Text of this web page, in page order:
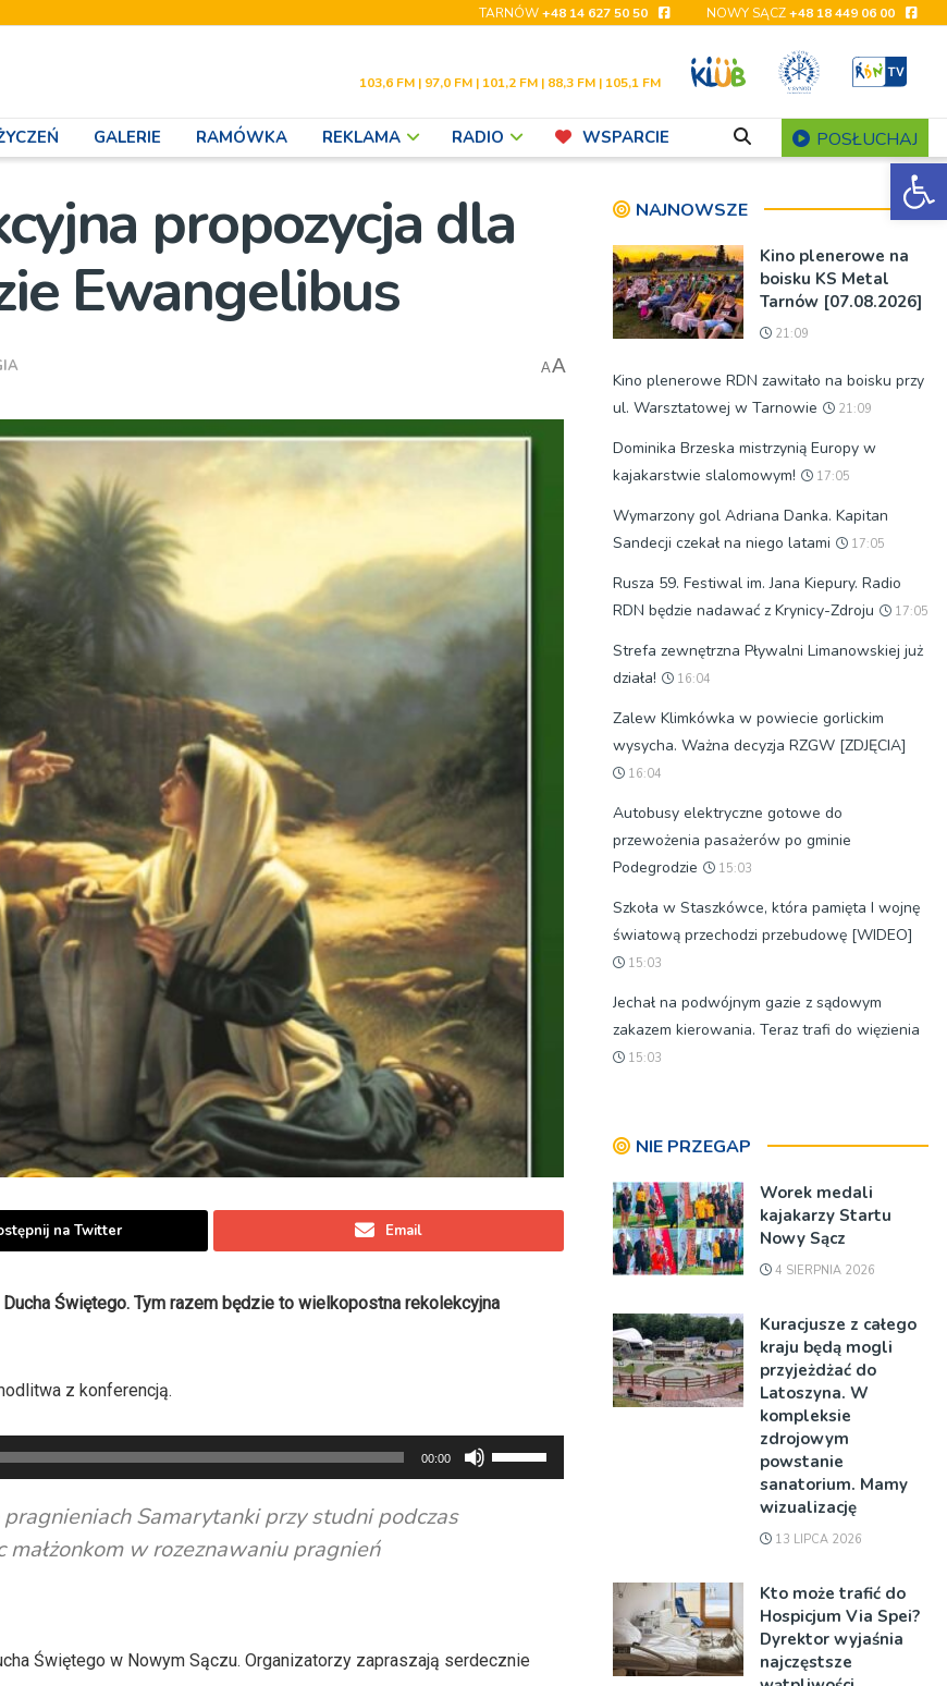
TARNÓW+48 14 627 50 50 NOWY SĄCZ+48 18 449 06 00
103,6 FM | 97,0 FM | 101,2 FM | 88,3 FM | 105,1 FM
GALERIE RAMÓWKA REKLAMA RADIO WSPARCIE POSŁUCHAJ
propozycja dla
Ewangelibus
AA
na Twitter Email
Świętego. Tym razem będzie to wielkopostna rekolekcyjna
z konferencją.
00:00
strzałek
Samarytanki przy studni podczas
małżonkom w rozeznawaniu pragnień
Świętego w Nowym Sączu. Organizatorzy zapraszają serdecznie
NAJNOWSZE
Kino plenerowe na
boisku KS Metal
Tarnów [07.08.2026]
21:09
Kino plenerowe RDN zawitało na boisku przy
ul. Warsztatowej w Tarnowie
21:09
Dominika Brzeska mistrzynią Europy w
kajakarstwie slalomowym!
17:05
Wymarzony gol Adriana Danka. Kapitan
Sandecji czekał na niego latami
17:05
Rusza 59. Festiwal im. Jana Kiepury. Radio
RDN będzie nadawać z Krynicy-Zdroju
17:05
Strefa zewnętrzna Pływalni Limanowskiej już
działa!
16:04
Zalew Klimkówka w powiecie gorlickim
wysycha. Ważna decyzja RZGW [ZDJĘCIA]
16:04
Autobusy elektryczne gotowe do
przewożenia pasażerów po gminie
Podegrodzie
15:03
Szkoła w Staszkówce, która pamięta I wojnę
światową przechodzi przebudowę [WIDEO]
15:03
Jechał na podwójnym gazie z sądowym
zakazem kierowania. Teraz trafi do więzienia
15:03
NIE PRZEGAP
Worek medali
kajakarzy Startu
Nowy Sącz
4 SIERPNIA 2026
Kuracjusze z całego
kraju będą mogli
przyjeżdżać do
Latoszyna. W
kompleksie
zdrojowym
powstanie
sanatorium. Mamy
wizualizację
13 LIPCA 2026
Kto może trafić do
Hospicjum Via Spei?
Dyrektor wyjaśnia
najczęstsze